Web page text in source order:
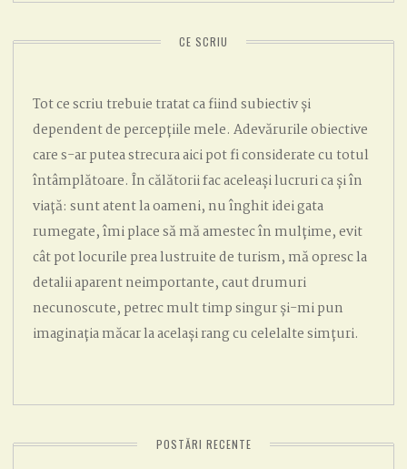
CE SCRIU
Tot ce scriu trebuie tratat ca fiind subiectiv și
dependent de percepțiile mele. Adevărurile obiective
care s-ar putea strecura aici pot fi considerate cu totul
întâmplătoare. În călătorii fac aceleași lucruri ca și în
viață: sunt atent la oameni, nu înghit idei gata
rumegate, îmi place să mă amestec în mulțime, evit
cât pot locurile prea lustruite de turism, mă opresc la
detalii aparent neimportante, caut drumuri
necunoscute, petrec mult timp singur și-mi pun
imaginația măcar la același rang cu celelalte simțuri.
POSTĂRI RECENTE